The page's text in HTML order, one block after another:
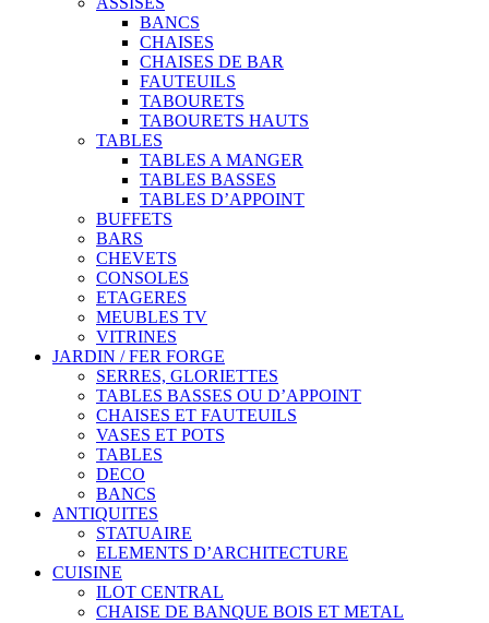
BANCS
CHAISES
CHAISES DE BAR
FAUTEUILS
TABOURETS
TABOURETS HAUTS
TABLES
TABLES A MANGER
TABLES BASSES
TABLES D’APPOINT
BUFFETS
BARS
CHEVETS
CONSOLES
ETAGERES
MEUBLES TV
VITRINES
JARDIN / FER FORGE
SERRES, GLORIETTES
TABLES BASSES OU D’APPOINT
CHAISES ET FAUTEUILS
VASES ET POTS
TABLES
DECO
BANCS
ANTIQUITES
STATUAIRE
ELEMENTS D’ARCHITECTURE
CUISINE
ILOT CENTRAL
CHAISE DE BANQUE BOIS ET METAL